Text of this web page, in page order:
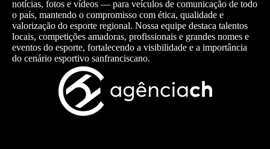
notícias, fotos e vídeos — para veículos de comunicação de todo
o país, mantendo o compromisso com ética, qualidade e
valorização do esporte regional. Nossa equipe destaca talentos
locais, competições amadoras, profissionais e grandes nomes e
eventos do esporte, fortalecendo a visibilidade e a importância
do cenário esportivo sanfranciscano.